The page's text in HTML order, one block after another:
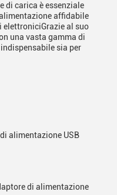
di carica è essenziale
affidabile
elettroniciGrazie al suo
una vasta gamma di
sia per
alimentazione USB
di alimentazione